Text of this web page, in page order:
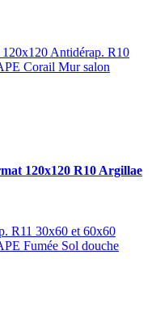
120x120 R10 Argillae